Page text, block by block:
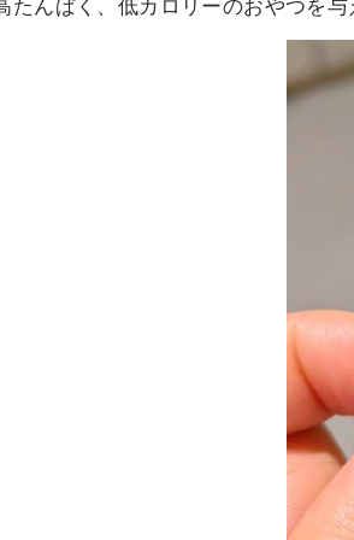
たんぱく、低カロリーのおやつを与